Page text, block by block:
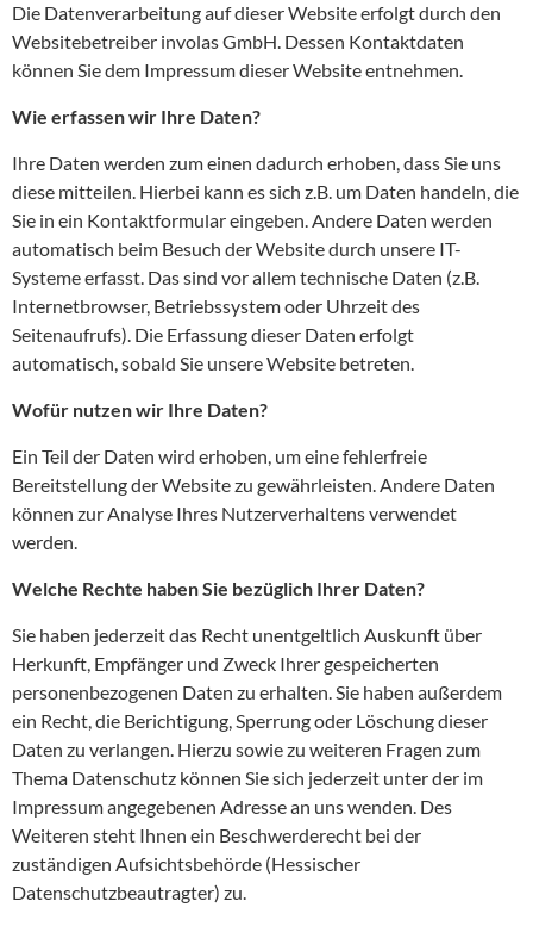
Die Datenverarbeitung auf dieser Website erfolgt durch den
Websitebetreiber involas GmbH. Dessen Kontaktdaten
können Sie dem Impressum dieser Website entnehmen.
Wie erfassen wir Ihre Daten?
Ihre Daten werden zum einen dadurch erhoben, dass Sie uns
diese mitteilen. Hierbei kann es sich z.B. um Daten handeln, die
Sie in ein Kontaktformular eingeben. Andere Daten werden
automatisch beim Besuch der Website durch unsere IT-
Systeme erfasst. Das sind vor allem technische Daten (z.B.
Internetbrowser, Betriebssystem oder Uhrzeit des
Seitenaufrufs). Die Erfassung dieser Daten erfolgt
automatisch, sobald Sie unsere Website betreten.
Wofür nutzen wir Ihre Daten?
Ein Teil der Daten wird erhoben, um eine fehlerfreie
Bereitstellung der Website zu gewährleisten. Andere Daten
können zur Analyse Ihres Nutzerverhaltens verwendet
werden.
Welche Rechte haben Sie bezüglich Ihrer Daten?
Sie haben jederzeit das Recht unentgeltlich Auskunft über
Herkunft, Empfänger und Zweck Ihrer gespeicherten
personenbezogenen Daten zu erhalten. Sie haben außerdem
ein Recht, die Berichtigung, Sperrung oder Löschung dieser
Daten zu verlangen. Hierzu sowie zu weiteren Fragen zum
Thema Datenschutz können Sie sich jederzeit unter der im
Impressum angegebenen Adresse an uns wenden. Des
Weiteren steht Ihnen ein Beschwerderecht bei der
zuständigen Aufsichtsbehörde (Hessischer
Datenschutzbeautragter) zu.